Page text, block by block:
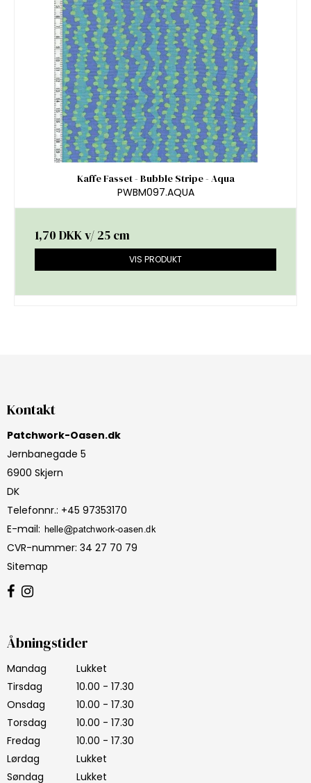
Kaffe Fasset - Bubble Stripe - Aqua
PWBM097.AQUA
1,70 DKKv/ 25 cm
VIS PRODUKT
Kontakt
Patchwork-Oasen.dk
Jernbanegade 5
6900 Skjern
DK
Telefonnr.: +45 97353170
E-mail:
CVR-nummer: 34 27 70 79
Sitemap
Åbningstider
Mandag
Lukket
Tirsdag
10.00 - 17.30
Onsdag
10.00 - 17.30
Torsdag
10.00 - 17.30
Fredag
10.00 - 17.30
Lørdag
Lukket
Søndag
Lukket